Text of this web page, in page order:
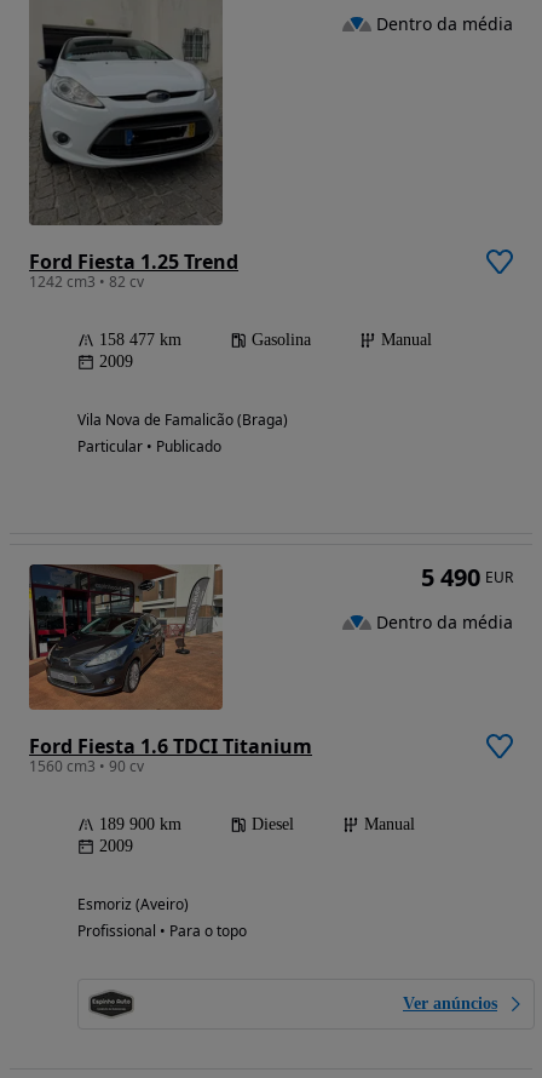
Ford Fiesta 1.25 Trend
1242 cm3 • 82 cv
158 477 km Gasolina
Manual
2009
Vila Nova de Famalicão (Braga)
Particular • Publicado
Dentro da média
Ford Fiesta 1.6 TDCI Titanium
1560 cm3 • 90 cv
189 900 km Diesel
Manual
2009
Esmoriz (Aveiro)
Profissional • Para o topo
Ver anúncios
5 490 EUR
Dentro da média